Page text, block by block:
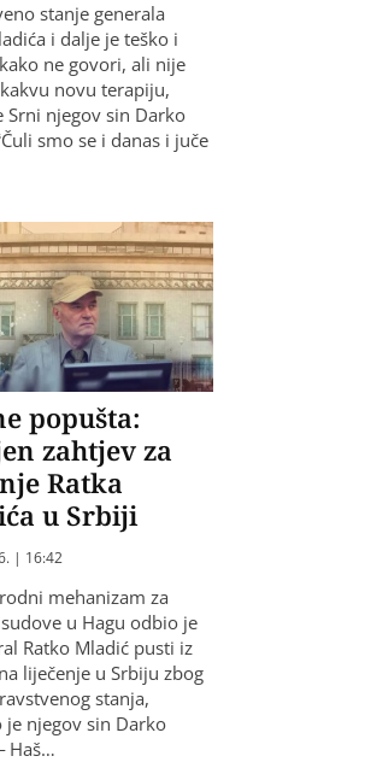
stanje generala
i dalje je teško i
ne govori, ali nije
novu terapiju,
Srni njegov sin Darko
smo se i danas i juče
popušta:
zahtjev za
Ratka
u Srbiji
| 16:42
mehanizam za
u Hagu odbio je
Ratko Mladić pusti iz
liječenje u Srbiju zbog
stanja,
njegov sin Darko
Haš…